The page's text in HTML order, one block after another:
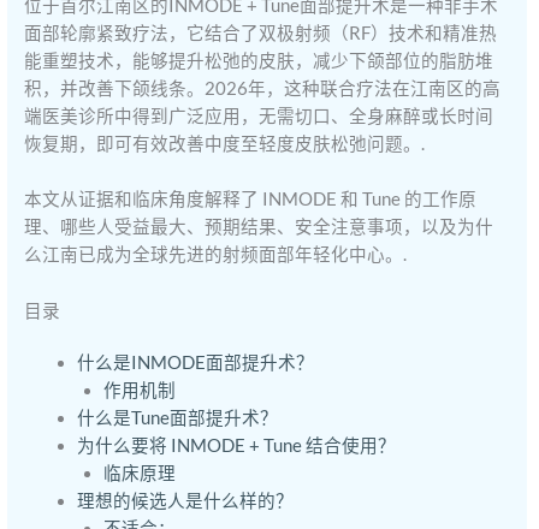
位于首尔江南区的INMODE + Tune面部提升术是一种非手术
面部轮廓紧致疗法，它结合了双极射频（RF）技术和精准热
能重塑技术，能够提升松弛的皮肤，减少下颌部位的脂肪堆
积，并改善下颌线条。2026年，这种联合疗法在江南区的高
端医美诊所中得到广泛应用，无需切口、全身麻醉或长时间
恢复期，即可有效改善中度至轻度皮肤松弛问题。.
本文从证据和临床角度解释了 INMODE 和 Tune 的工作原
理、哪些人受益最大、预期结果、安全注意事项，以及为什
么江南已成为全球先进的射频面部年轻化中心。.
目录
什么是INMODE面部提升术？
作用机制
什么是Tune面部提升术？
为什么要将 INMODE + Tune 结合使用？
临床原理
理想的候选人是什么样的？